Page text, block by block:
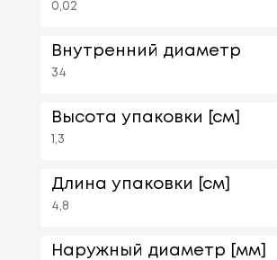
0,02
Внутренний диаметр
34
Высота упаковки [см]
1,3
Длина упаковки [см]
4,8
Наружный диаметр [мм]